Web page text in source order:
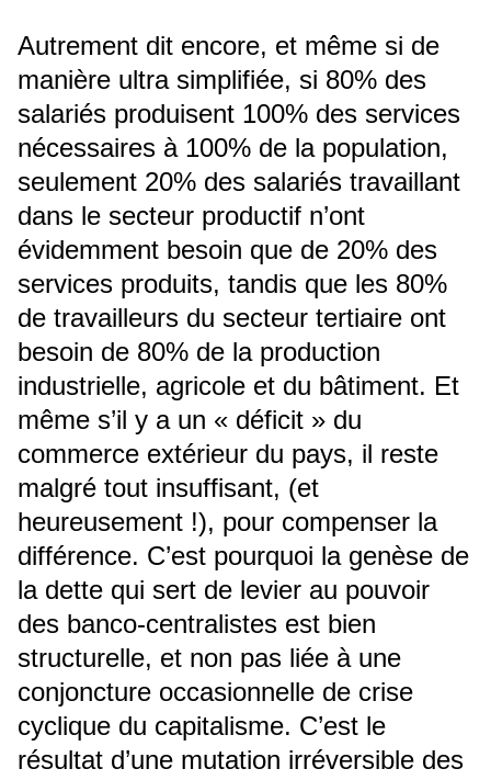
Autrement dit encore, et même si de
manière ultra simplifiée, si 80% des
salariés produisent 100% des services
nécessaires à 100% de la population,
seulement 20% des salariés travaillant
dans le secteur productif n’ont
évidemment besoin que de 20% des
services produits, tandis que les 80%
de travailleurs du secteur tertiaire ont
besoin de 80% de la production
industrielle, agricole et du bâtiment. Et
même s’il y a un « déficit » du
commerce extérieur du pays, il reste
malgré tout insuffisant, (et
heureusement !), pour compenser la
différence. C’est pourquoi la genèse de
la dette qui sert de levier au pouvoir
des banco-centralistes est bien
structurelle, et non pas liée à une
conjoncture occasionnelle de crise
cyclique du capitalisme. C’est le
résultat d’une mutation irréversible des